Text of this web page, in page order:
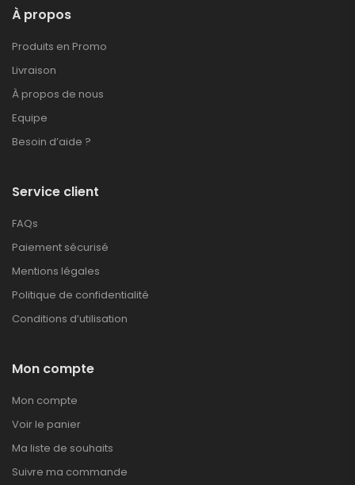
À propos
Produits en Promo
Livraison
À propos de nous
Equipe
Besoin d’aide ?
Service client
FAQs
Paiement sécurisé
Mentions légales
Politique de confidentialité
Conditions d’utilisation
Mon compte
Mon compte
Voir le panier
Ma liste de souhaits
Suivre ma commande